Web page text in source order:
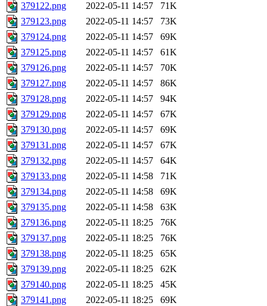
379122.png
2022-05-11 14:57
71K
379123.png
2022-05-11 14:57
73K
379124.png
2022-05-11 14:57
69K
379125.png
2022-05-11 14:57
61K
379126.png
2022-05-11 14:57
70K
379127.png
2022-05-11 14:57
86K
379128.png
2022-05-11 14:57
94K
379129.png
2022-05-11 14:57
67K
379130.png
2022-05-11 14:57
69K
379131.png
2022-05-11 14:57
67K
379132.png
2022-05-11 14:57
64K
379133.png
2022-05-11 14:58
71K
379134.png
2022-05-11 14:58
69K
379135.png
2022-05-11 14:58
63K
379136.png
2022-05-11 18:25
76K
379137.png
2022-05-11 18:25
76K
379138.png
2022-05-11 18:25
65K
379139.png
2022-05-11 18:25
62K
379140.png
2022-05-11 18:25
45K
379141.png
2022-05-11 18:25
69K